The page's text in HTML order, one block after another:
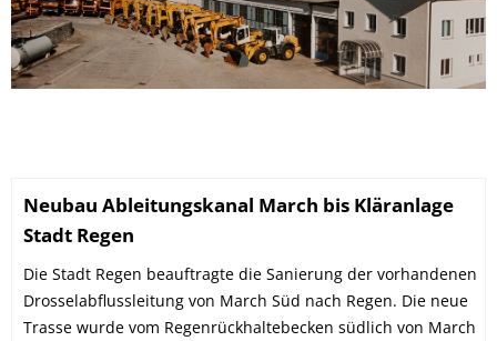
Neubau Ableitungskanal March bis Kläranlage
Stadt Regen
Die Stadt Regen beauftragte die Sanierung der vorhandenen
Drosselabflussleitung von March Süd nach Regen. Die neue
Trasse wurde vom Regenrückhaltebecken südlich von March